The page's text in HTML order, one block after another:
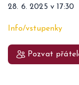
28. 6. 2025v 17:30
Info/vstupenky
Pozvat